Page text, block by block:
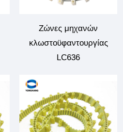
Ζώνες μηχανών
κλωστοϋφαντουργίας
LC636